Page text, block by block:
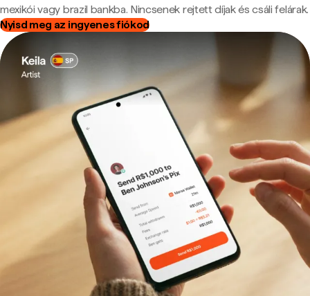
mexikói vagy brazil bankba. Nincsenek rejtett díjak és csáli felárak.
Nyisd meg az ingyenes fiókod